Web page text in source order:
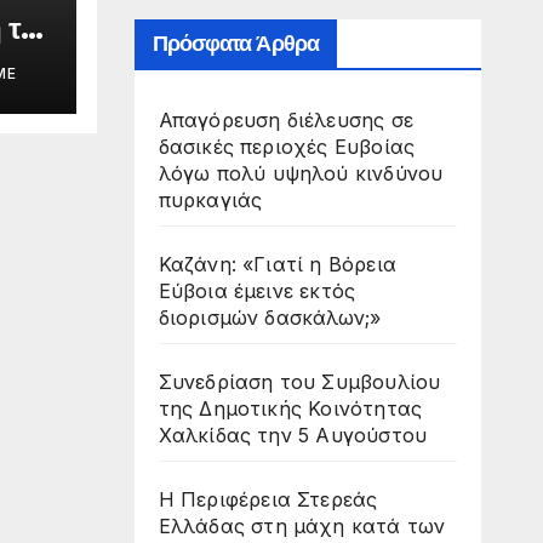
Πρόσφατα Άρθρα
Απαγόρευση διέλευσης σε
δασικές περιοχές Ευβοίας
λόγω πολύ υψηλού κινδύνου
πυρκαγιάς
Καζάνη: «Γιατί η Βόρεια
Εύβοια έμεινε εκτός
διορισμών δασκάλων;»
Συνεδρίαση του Συμβουλίου
της Δημοτικής Κοινότητας
Χαλκίδας την 5 Αυγούστου
Η Περιφέρεια Στερεάς
Ελλάδας στη μάχη κατά των